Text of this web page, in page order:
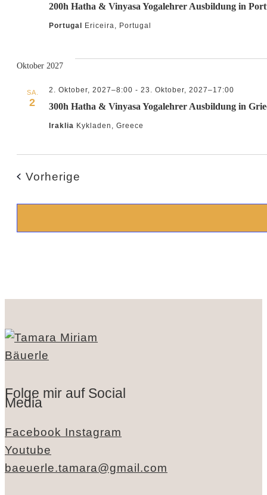
200h Hatha & Vinyasa Yogalehrer Ausbildung in
Portugal Ericeira, Portugal
Oktober 2027
SA.
2 300h Hatha & Vinyasa Yogalehrer Ausbildung in
2. Oktober, 2027–8:00 - 23. Oktober, 2027–17:00
Iraklia Kykladen, Greece
Vorherige
Folge mir auf Social
Media
Facebook Instagram
Youtube
baeuerle.tamara@gmail.com